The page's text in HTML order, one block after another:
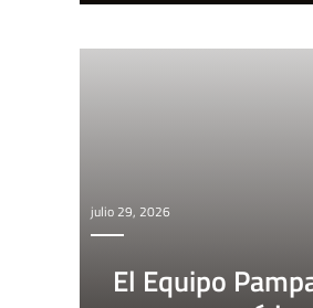
julio 29, 2026
El Equipo